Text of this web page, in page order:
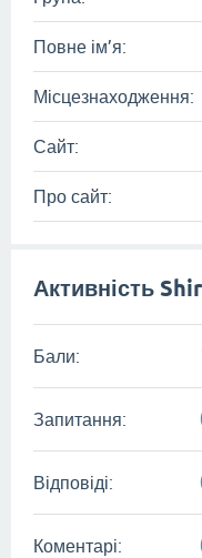
Повне ім’я:
Місцезнаходження:
Сайт:
Про сайт:
Активність
Бали:
Запитання:
Відповіді:
Коментарі: